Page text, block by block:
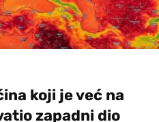
koji je već na
zapadni dio